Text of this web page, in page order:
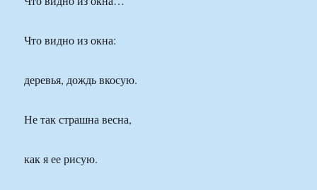
Что видно из окна:
деревья, дождь вкосую.
Не так страшна весна,
как я ее рисую.